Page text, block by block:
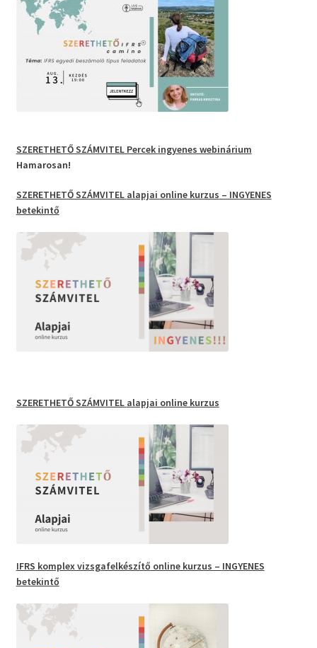
SZERETHETŐ SZÁMVITEL Percek ingyenes webinárium
Hamarosan!
SZERETHETŐ SZÁMVITEL alapjai online kurzus – INGYENES
betekintő
SZERETHETŐ SZÁMVITEL alapjai online kurzus
IFRS komplex vizsgafelkészítő online kurzus – INGYENES
betekintő